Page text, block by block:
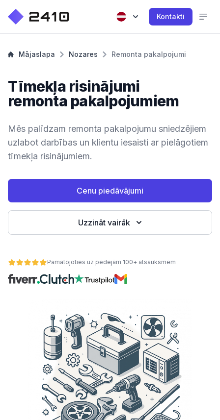
Kontakti
Mājaslapa Nozares Remonta pakalpojumi
Tīmekļa risinājumi
remonta pakalpojumiem
Mēs palīdzam remonta pakalpojumu sniedzējiem
uzlabot darbības un klientu iesaisti ar pielāgotiem
tīmekļa risinājumiem.
Cenu piedāvājumi
Uzzināt vairāk
Pamatojoties uz pēdējām 100+ atsauksmēm